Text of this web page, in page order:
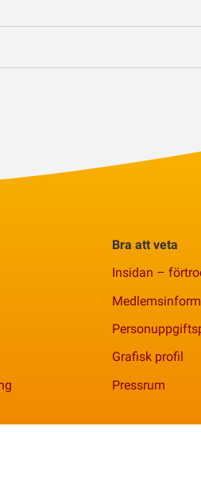
Bra att veta
Insidan –
Grafisk profil
Pressrum